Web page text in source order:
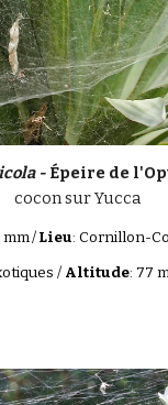
- Épeire de
cocon sur Yucca
mm/Lieu: Cornillon-
/ Altitude: 77